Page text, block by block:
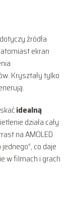
źródła
ekran
Kryształy tylko
idealną
działa cały
na AMOLED
co daje
w filmach i grach